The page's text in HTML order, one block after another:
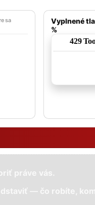
Vyplnené
%
práve vás.
— čo robíte,